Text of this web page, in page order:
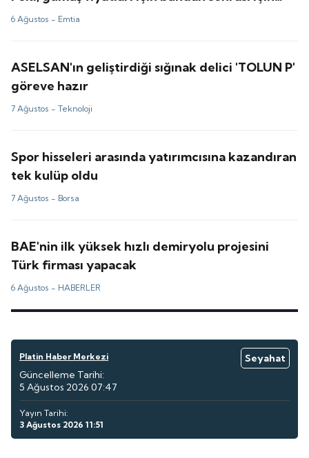
tahminler ne?
6 Ağustos - Emtia
ASELSAN'ın geliştirdiği sığınak delici 'TOLUN P'
göreve hazır
7 Ağustos -Teknoloji
Spor hisseleri arasında yatırımcısına kazandıran
tek kulüp oldu
7 Ağustos - Borsa
BAE'nin ilk yüksek hızlı demiryolu projesini
Türk firması yapacak
6 Ağustos - HABERLER
Platin Haber Merkezi
Seyahat
Güncelleme Tarihi:
5 Ağustos 2026 07:47
Yayın Tarihi:
3 Ağustos 2026 11:51